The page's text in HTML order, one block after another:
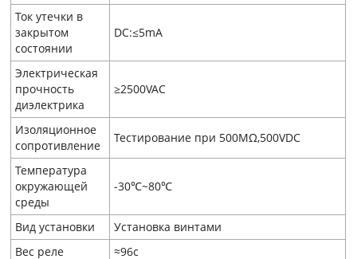
Ток утечки в
закрытом
состоянии
DC:≤5mA
Электрическая
прочность
диэлектрика
≥2500VAC
Изоляционное
сопротивление
Тестирование при 500MΩ,500VDC
Температура
окружающей
среды
-30℃~80℃
Вид установки
Установка винтами
Вес реле
≈96с